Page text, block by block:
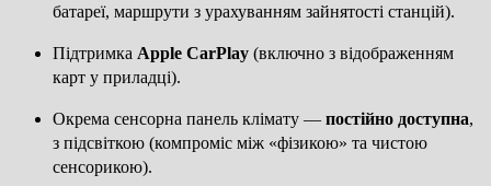
батареї, маршрути з урахуванням зайнятості станцій).
Підтримка Apple CarPlay (включно з відображенням
карт у приладці).
Окрема сенсорна панель клімату — постійно доступна,
з підсвіткою (компроміс між «фізикою» та чистою
сенсорикою).